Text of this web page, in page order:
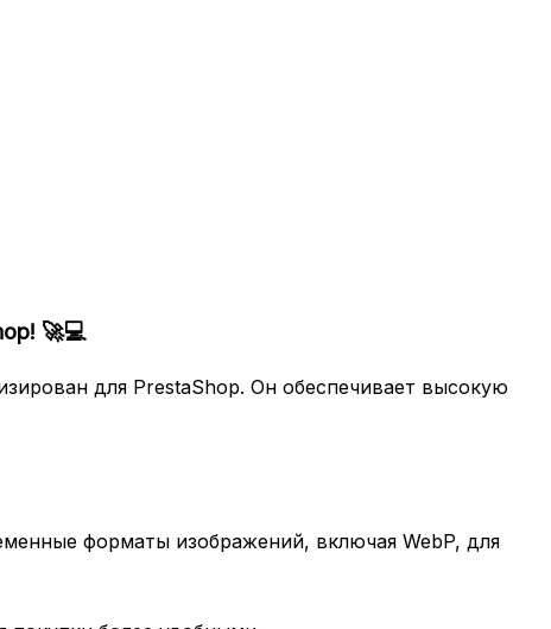
🚀💻
для PrestaShop. Он обеспечивает высокую
форматы изображений, включая WebP, для